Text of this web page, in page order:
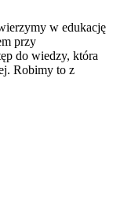
w edukację
przy
do wiedzy, która
Robimy to z